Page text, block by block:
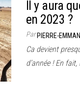
Il y aura
en 2023 ?
ParPIERRE-
Ca devient
d’année ! En